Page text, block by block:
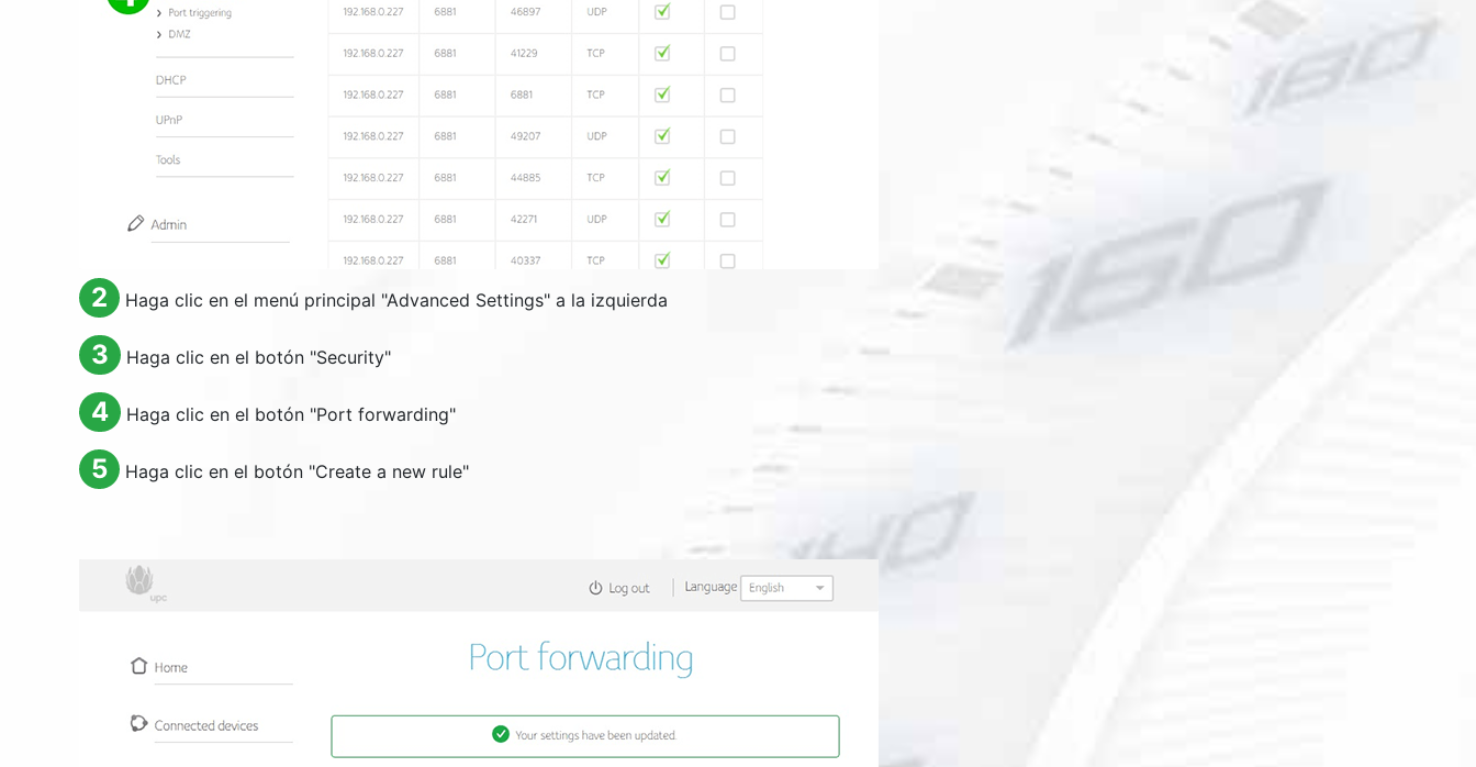
2 Haga clic en el menú principal "Advanced Settings" a la izquierda
3 Haga clic en el botón "Security"
4 Haga clic en el botón "Port forwarding"
5 Haga clic en el botón "Create a new rule"